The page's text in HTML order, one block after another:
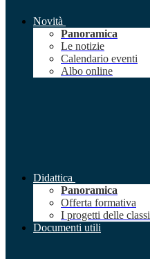
Novità
Panoramica
Le notizie
Calendario eventi
Albo online
Didattica
Panoramica
Offerta formativa
I progetti delle classi
Documenti utili